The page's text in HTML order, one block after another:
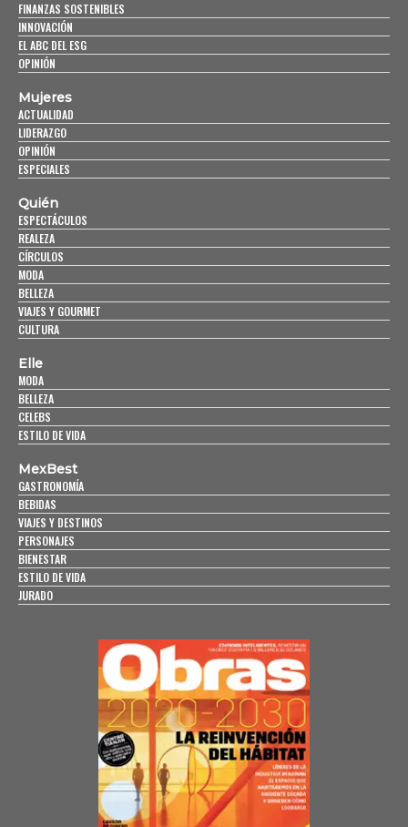
FINANZAS SOSTENIBLES
INNOVACIÓN
EL ABC DEL ESG
OPINIÓN
Mujeres
ACTUALIDAD
LIDERAZGO
OPINIÓN
ESPECIALES
Quién
ESPECTÁCULOS
REALEZA
CÍRCULOS
MODA
BELLEZA
VIAJES Y GOURMET
CULTURA
Elle
MODA
BELLEZA
CELEBS
ESTILO DE VIDA
MexBest
GASTRONOMÍA
BEBIDAS
VIAJES Y DESTINOS
PERSONAJES
BIENESTAR
ESTILO DE VIDA
JURADO